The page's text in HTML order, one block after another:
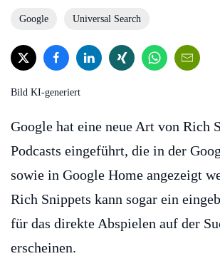
Google Universal Search
Bild KI-generiert
Google hat eine neue Art von Rich
Podcasts eingeführt, die in der
sowie in Google Home angezeigt
Rich Snippets kann sogar ein
für das direkte Abspielen auf der
erscheinen.